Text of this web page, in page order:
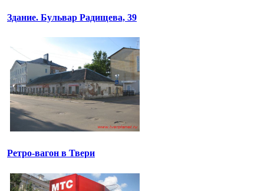
Здание. Бульвар Радищева, 39
Ретро-вагон в Твери